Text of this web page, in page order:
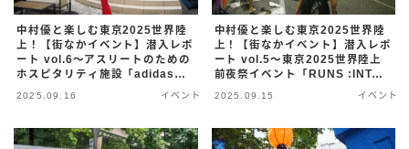
中村優と楽しむ東京2025世界陸
上！【街なかイベント】潜入レポ
ート vol.6〜アスリートのための
ホスピタリティ施設「adidas
2025.09.16 イベント
中村優と楽しむ東京2025世界陸
上！【街なかイベント】潜入レポ
ート vol.5〜東京2025世界陸上
前夜祭イベント「RUNS :INTO
2025.09.15 イベント